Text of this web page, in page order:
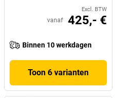
Excl. BTW
vanaf 425,- €
Binnen 10 werkdagen
Toon 6 varianten